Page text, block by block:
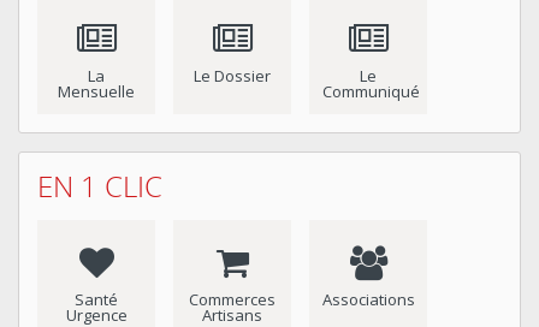
La
Mensuelle
Le Dossier Le
Communiqué
EN 1 CLIC
Santé
Urgence
Commerces
Artisans
Associations